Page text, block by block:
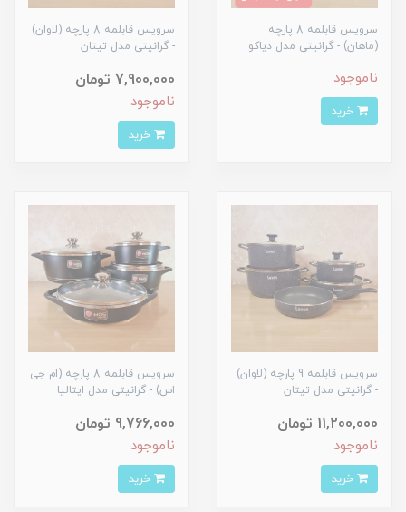
سرویس قابلمه 8 پارچه
(ماهان) - گرانیتی مدل دیاکو
ناموجود
سرویس قابلمه 8 پارچه (لاوان)
- گرانیتی مدل تیتان
7,900,000 تومان
ناموجود
سرویس قابلمه 9 پارچه (لاوان)
- گرانیتی مدل تیتان
11,200,000 تومان
ناموجود
سرویس قابلمه 8 پارچه (ام جی
اس) - گرانیتی مدل ایتالیا
9,766,000 تومان
ناموجود